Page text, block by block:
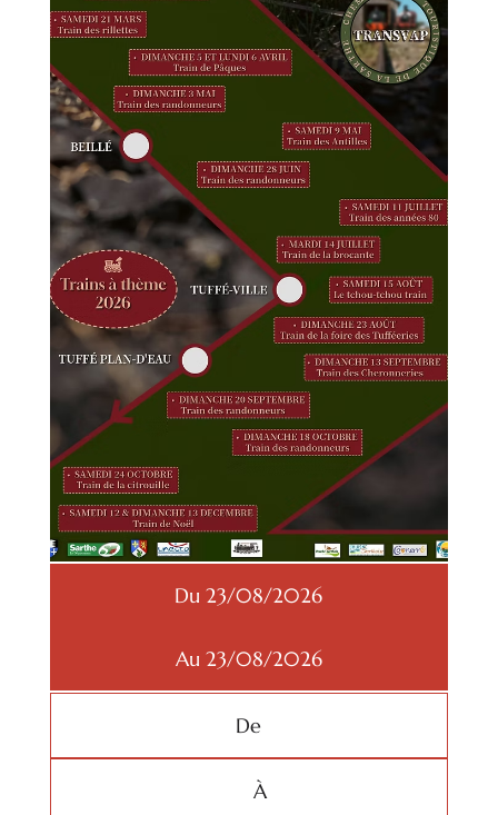
Du 23/08/2026
Au 23/08/2026
De
À